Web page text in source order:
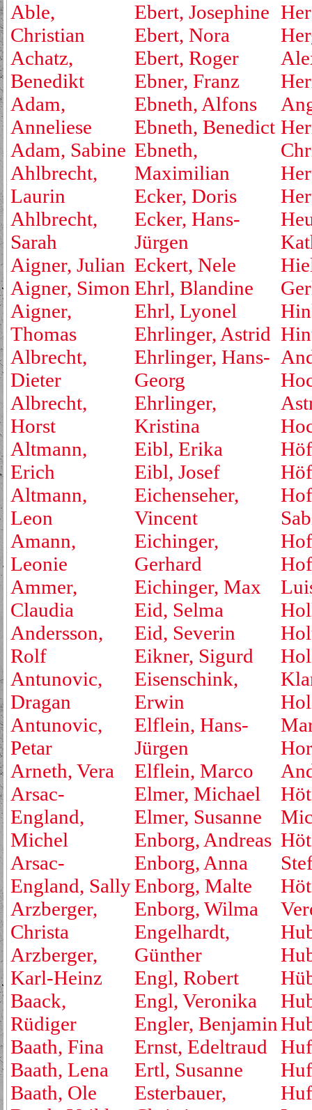
Able,
Christian
Achatz,
Benedikt
Adam,
Anneliese
Adam, Sabine
Ahlbrecht,
Laurin
Ahlbrecht,
Sarah
Aigner, Julian
Aigner, Simon
Aigner,
Thomas
Albrecht,
Dieter
Albrecht,
Horst
Altmann,
Erich
Altmann,
Leon
Amann,
Leonie
Ammer,
Claudia
Andersson,
Rolf
Antunovic,
Dragan
Antunovic,
Petar
Arneth, Vera
Arsac-
England,
Michel
Arsac-
England, Sally
Arzberger,
Christa
Arzberger,
Karl-Heinz
Baack,
Rüdiger
Baath, Fina
Baath, Lena
Baath, Ole
Ebert, Josephine
Ebert, Nora
Ebert, Roger
Ebner, Franz
Ebneth, Alfons
Ebneth, Benedict
Ebneth,
Maximilian
Ecker, Doris
Ecker, Hans-
Jürgen
Eckert, Nele
Ehrl, Blandine
Ehrl, Lyonel
Ehrlinger, Astrid
Ehrlinger, Hans-
Georg
Ehrlinger,
Kristina
Eibl, Erika
Eibl, Josef
Eichenseher,
Vincent
Eichinger,
Gerhard
Eichinger, Max
Eid, Selma
Eid, Severin
Eikner, Sigurd
Eisenschink,
Erwin
Elflein, Hans-
Jürgen
Elflein, Marco
Elmer, Michael
Elmer, Susanne
Enborg, Andreas
Enborg, Anna
Enborg, Malte
Enborg, Wilma
Engelhardt,
Günther
Engl, Robert
Engl, Veronika
Engler, Benjamin
Ernst, Edeltraud
Ertl, Susanne
Esterbauer,